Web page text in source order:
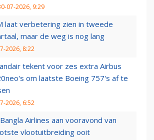
07-2026, 9:29
laat verbetering zien in tweede
maar de weg is nog lang
2026, 8:22
tekent voor zes extra Airbus
om laatste Boeing 757's af te
2026, 6:52
Airlines aan vooravond van
vlootuitbreiding ooit